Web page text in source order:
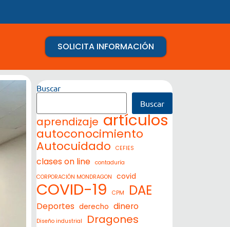
SOLICITA INFORMACIÓN
Buscar
Buscar
aprendizaje artículos
autoconocimiento
Autocuidado CEFIES
clases on line contaduría
CORPORACIÓN MONDRAGON
covid
COVID-19 CPM DAE
Deportes derecho dinero
Diseño industrial Dragones